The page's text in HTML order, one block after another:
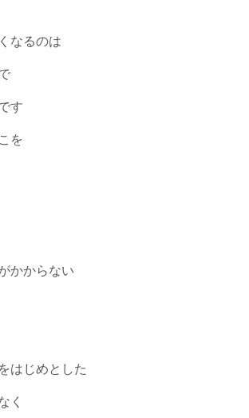
なるのは
す
を
かからない
はじめとした
く